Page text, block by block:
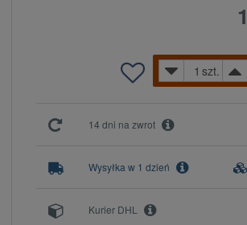
szt.
14 dni na zwrot
Wysyłka w 1 dzień
Kurier DHL